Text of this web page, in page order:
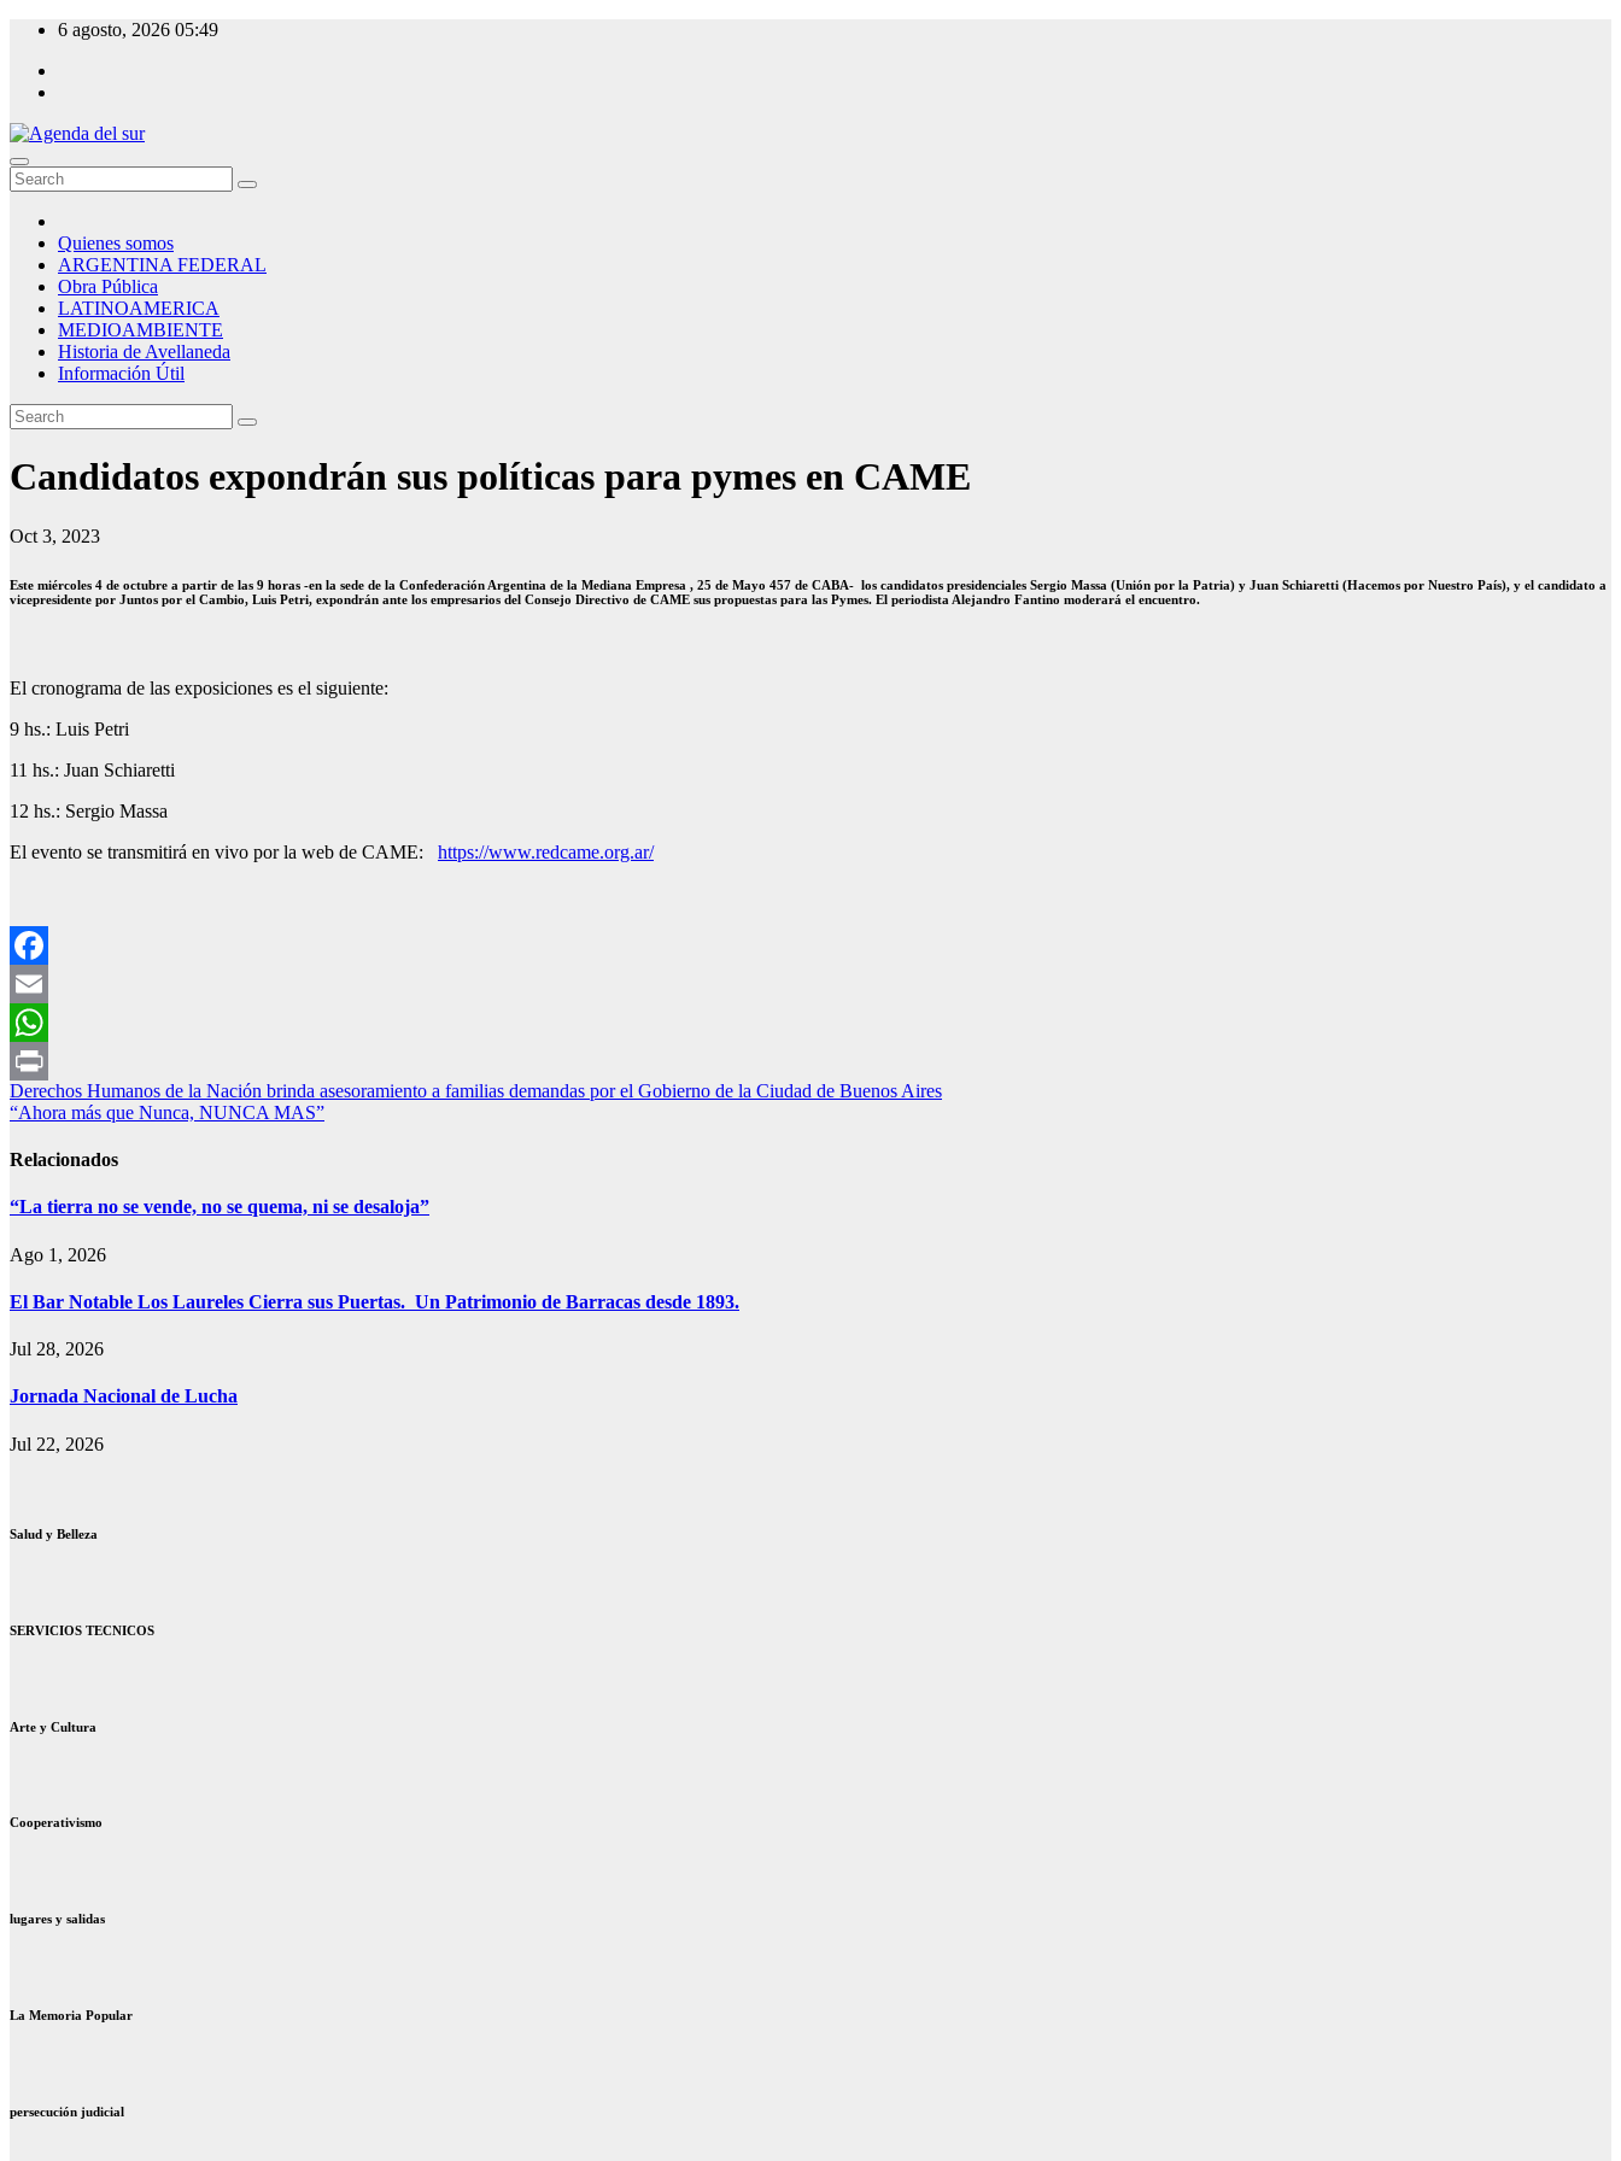
Skip
content
6 agosto, 2026 05:49
Agenda del sur
Quienes somos
ARGENTINA FEDERAL
Obra Pública
LATINOAMERICA
MEDIOAMBIENTE
Historia de Avellaneda
Información Útil
Candidatos expondrán sus políticas para pymes en CAME
Oct 3, 2023
Este miércoles 4 de octubre a partir de las 9 horas -en la sede de la Confederación Argentina de la Mediana Empresa , 25 de Mayo 457 de CABA- los candidatos presidenciales Sergio Massa (Unión por la Patria) y Juan Schiaretti (Hacemos por Nuestro País), y el candidato a
vicepresidente por Juntos por el Cambio, Luis Petri, expondrán ante los empresarios del Consejo Directivo de CAME sus propuestas para las Pymes. El periodista Alejandro Fantino moderará el encuentro.
El cronograma de las exposiciones es el siguiente:
9 hs.: Luis Petri
11 hs.: Juan Schiaretti
12 hs.: Sergio Massa
El evento se transmitirá en vivo por la web de CAME: https://www.redcame.org.ar/
Facebook
Email
WhatsApp
Print
Navegación
de
entradas
Derechos Humanos de la Nación brinda asesoramiento a familias demandas por el Gobierno de la Ciudad de Buenos Aires
“Ahora más que Nunca, NUNCA MAS”
Relacionados
“La tierra no se vende, no se quema, ni se desaloja”
Ago 1, 2026
El Bar Notable Los Laureles Cierra sus Puertas. Un Patrimonio de Barracas desde 1893.
Jul 28, 2026
Jornada Nacional de Lucha
Jul 22, 2026
Salud y Belleza
SERVICIOS TECNICOS
Arte y Cultura
Cooperativismo
lugares y salidas
La Memoria Popular
persecución judicial